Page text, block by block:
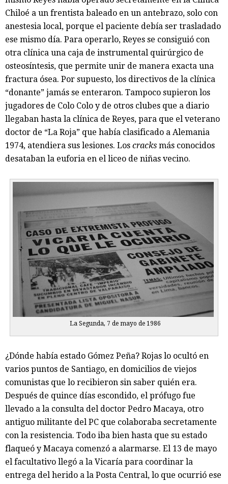
Chiloé a un frentista baleado en un antebrazo, solo con
anestesia local, porque el paciente debía ser trasladado
ese mismo día. Para operarlo, Reyes se consiguió con
otra clínica una caja de instrumental quirúrgico de
osteosíntesis, que permite unir de manera exacta una
fractura ósea. Por supuesto, los directivos de la clínica
“donante” jamás se enteraron. Tampoco supieron los
jugadores de Colo Colo y de otros clubes que a diario
llegaban hasta la clínica de Reyes, para que el veterano
doctor de “La Roja” que había clasificado a Alemania
1974, atendiera sus lesiones. Los cracks más conocidos
desataban la euforia en el liceo de niñas vecino.
La Segunda, 7 de mayo de 1986
¿Dónde había estado Gómez Peña? Rojas lo ocultó en
varios puntos de Santiago, en domicilios de viejos
comunistas que lo recibieron sin saber quién era.
Después de quince días escondido, el prófugo fue
llevado a la consulta del doctor Pedro Macaya, otro
antiguo militante del PC que colaboraba secretamente
con la resistencia. Todo iba bien hasta que su estado
flaqueó y Macaya comenzó a alarmarse. El 13 de mayo
el facultativo llegó a la Vicaría para coordinar la
entrega del herido a la Posta Central, lo que ocurrió ese